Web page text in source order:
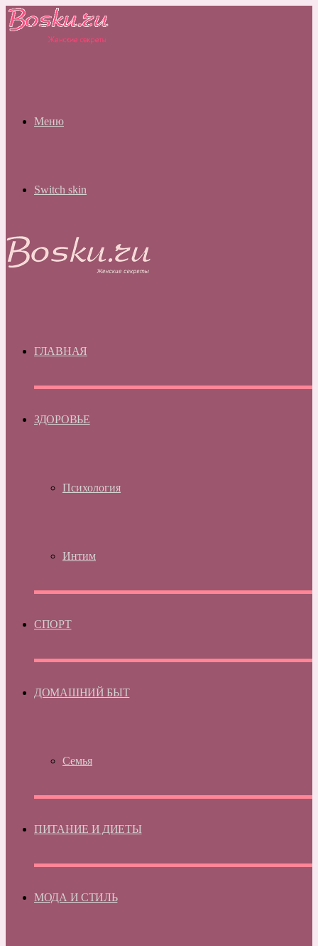
Меню
Switch skin
ГЛАВНАЯ
ЗДОРОВЬЕ
Психология
Интим
СПОРТ
ДОМАШНИЙ БЫТ
Семья
ПИТАНИЕ И ДИЕТЫ
МОДА И СТИЛЬ